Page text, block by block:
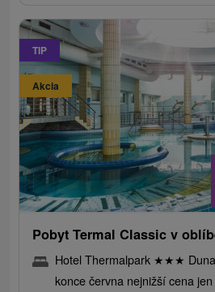
TIP
Akcia
Pobyt Termal Classic v
Hotel Thermalpark ★★★
konce června nejnižší cena